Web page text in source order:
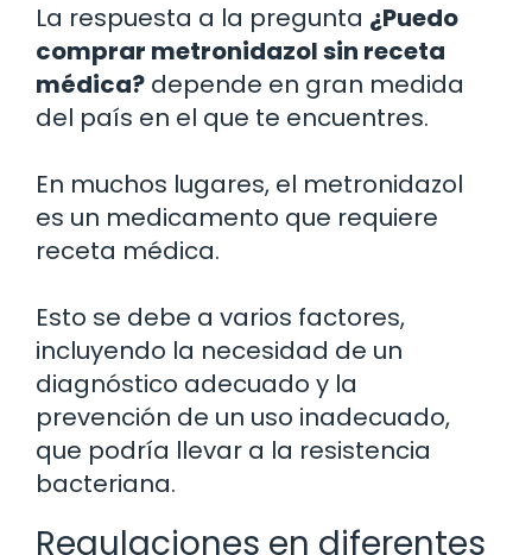
La respuesta a la pregunta ¿Puedo
comprar metronidazol sin receta
médica? depende en gran medida
del país en el que te encuentres.
En muchos lugares, el metronidazol
es un medicamento que requiere
receta médica.
Esto se debe a varios factores,
incluyendo la necesidad de un
diagnóstico adecuado y la
prevención de un uso inadecuado,
que podría llevar a la resistencia
bacteriana.
Regulaciones en diferentes